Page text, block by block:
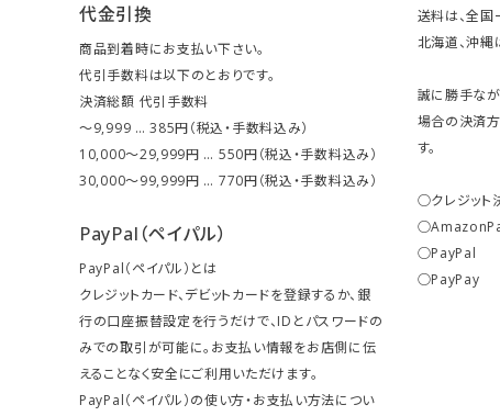
代金引換
商品到着時にお支払い下さい。
代引手数料は以下のとおりです。
決済総額 代引手数料
～9,999 … 385円（税込・手数料込み）
10,000～29,999円 … 550円（税込・手数料込み）
30,000～99,999円 … 770円（税込・手数料込み）
PayPal（ペイパル）
PayPal（ペイパル）とは
クレジットカード、デビットカードを登録するか、銀
行の口座振替設定を行うだけで、IDとパスワードの
みでの取引が可能に。お支払い情報をお店側に伝
えることなく安全にご利用いただけます。
PayPal（ペイパル）の使い方・お支払い方法につい
送料は、全国
北海道、沖
誠に勝手な
場合の決済
す。
○クレジット
○PayPal
○PayPay